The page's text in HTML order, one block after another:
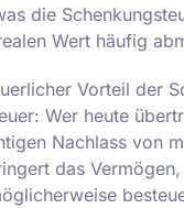
die
Wert häufig
Vorteil der
Wer heute
Nachlass von
das